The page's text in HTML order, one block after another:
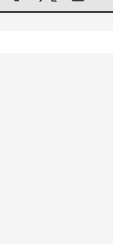
الرسولية للبابا لاوُن